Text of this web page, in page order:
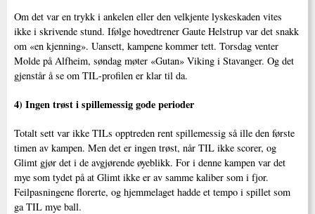
Om det var en trykk i ankelen eller den velkjente lyskeskaden vites
ikke i skrivende stund. Ifølge hovedtrener Gaute Helstrup var det snakk
om «en kjenning». Uansett, kampene kommer tett. Torsdag venter
Molde på Alfheim, søndag møter «Gutan» Viking i Stavanger. Og det
gjenstår å se om TIL-profilen er klar til da.
4) Ingen trøst i spillemessig gode perioder
Totalt sett var ikke TILs opptreden rent spillemessig så ille den første
timen av kampen. Men det er ingen trøst, når TIL ikke scorer, og
Glimt gjør det i de avgjørende øyeblikk. For i denne kampen var det
mye som tydet på at Glimt ikke er av samme kaliber som i fjor.
Feilpasningene florerte, og hjemmelaget hadde et tempo i spillet som
ga TIL mye ball.